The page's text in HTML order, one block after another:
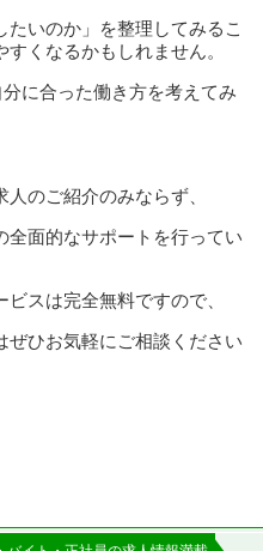
いのか」を整理してみるこ
くなるかもしれません。
に合った働き方を考えてみ
のご紹介のみならず、
全面的なサポートを行ってい
スは完全無料ですので、
ぜひお気軽にご相談ください